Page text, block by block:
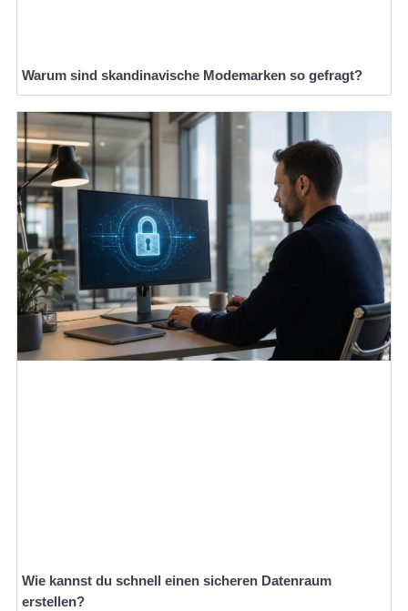
Warum sind skandinavische Modemarken so gefragt?
Wie kannst du schnell einen sicheren Datenraum
erstellen?